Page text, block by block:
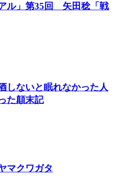
ル」第35回 矢田稔「戦
しないと眠れなかった人
た顛末記
マクワガタ